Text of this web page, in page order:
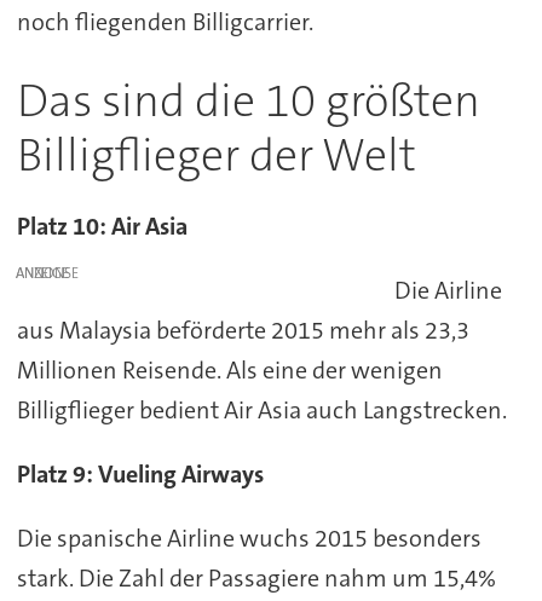
noch fliegenden Billigcarrier.
Das sind die 10 größten
Billigflieger der Welt
Platz 10: Air Asia
ANZEIGE
Die Airline
aus Malaysia beförderte 2015 mehr als 23,3
Millionen Reisende. Als eine der wenigen
Billigflieger bedient Air Asia auch Langstrecken.
Platz 9: Vueling Airways
Die spanische Airline wuchs 2015 besonders
stark. Die Zahl der Passagiere nahm um 15,4%